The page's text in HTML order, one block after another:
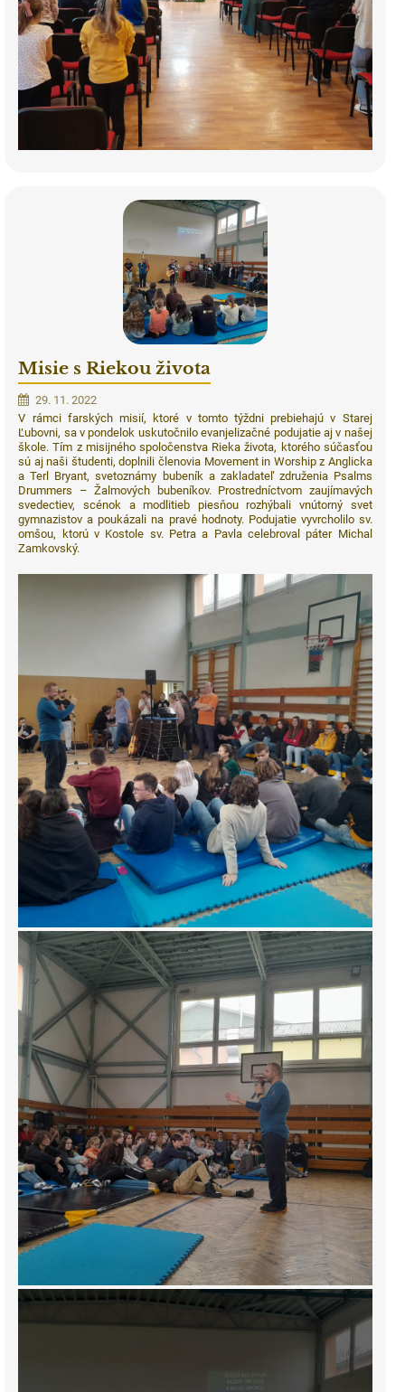
Misie s Riekou života
29. 11. 2022
V rámci farských misií, ktoré v tomto týždni prebiehajú v Starej
Ľubovni, sa v pondelok uskutočnilo evanjelizačné podujatie aj v našej
škole. Tím z misijného spoločenstva Rieka života, ktorého súčasťou
sú aj naši študenti, doplnili členovia Movement in Worship z Anglicka
a Terl Bryant, svetoznámy bubeník a zakladateľ združenia Psalms
Drummers – Žalmových bubeníkov. Prostredníctvom zaujímavých
svedectiev, scénok a modlitieb piesňou rozhýbali vnútorný svet
gymnazistov a poukázali na pravé hodnoty. Podujatie vyvrcholilo sv.
omšou, ktorú v Kostole sv. Petra a Pavla celebroval páter Michal
Zamkovský.